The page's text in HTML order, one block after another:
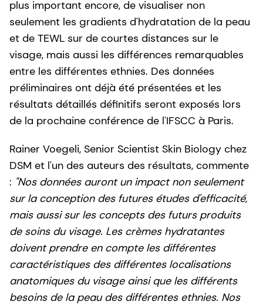
plus important encore, de visualiser non
seulement les gradients d'hydratation de la peau
et de TEWL sur de courtes distances sur le
visage, mais aussi les différences remarquables
entre les différentes ethnies. Des données
préliminaires ont déjà été présentées et les
résultats détaillés définitifs seront exposés lors
de la prochaine conférence de l'IFSCC à Paris.
Rainer Voegeli, Senior Scientist Skin Biology chez
DSM et l'un des auteurs des résultats, commente
: "Nos données auront un impact non seulement
sur la conception des futures études d'efficacité,
mais aussi sur les concepts des futurs produits
de soins du visage. Les crèmes hydratantes
doivent prendre en compte les différentes
caractéristiques des différentes localisations
anatomiques du visage ainsi que les différents
besoins de la peau des différentes ethnies. Nos